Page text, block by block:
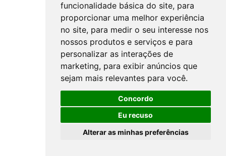
funcionalidade básica do site, para
proporcionar uma melhor experiência
no site, para medir o seu interesse nos
nossos produtos e serviços e para
personalizar as interações de
marketing, para exibir anúncios que
sejam mais relevantes para você.
Concordo
Eu recuso
Alterar as minhas preferências